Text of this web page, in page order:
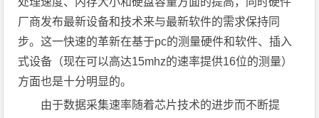
厂商发布最新设备和技术来与最新软件的需求保持同
步。这一快速的革新在基于pc的测量硬件和软件、插入
式设备（现在可以高达15mhz的速率提供16位的测量）
方面也是十分明显的。
由于数据采集速率随着芯片技术的进步而不断提